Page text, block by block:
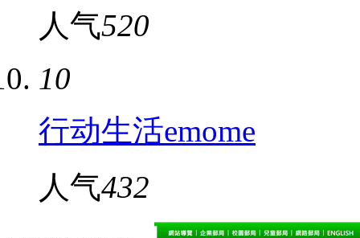
人气520
10
行动生活emome
人气432